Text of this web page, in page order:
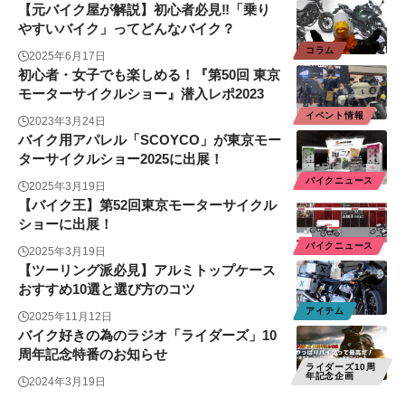
コラム
【元バイク屋が解説】初心者必見‼「乗り
やすいバイク」ってどんなバイク？
2025年6月17日
イベント情報
初心者・女子でも楽しめる！『第50回 東京
モーターサイクルショー』潜入レポ2023
2023年3月24日
バイクニュース
バイク用アパレル「SCOYCO」が東京モー
ターサイクルショー2025に出展！
2025年3月19日
バイクニュース
【バイク王】第52回東京モーターサイクル
ショーに出展！
2025年3月19日
アイテム
【ツーリング派必見】アルミトップケース
おすすめ10選と選び方のコツ
2025年11月12日
ライダーズ10周
年記念企画
バイク好きの為のラジオ「ライダーズ」10
周年記念特番のお知らせ
2024年3月19日